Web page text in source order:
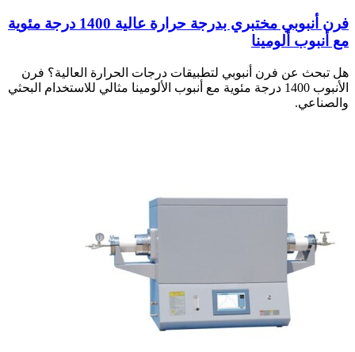
فرن أنبوبي مختبري بدرجة حرارة عالية 1400 درجة مئوية
مع أنبوب ألومينا
هل تبحث عن فرن أنبوبي لتطبيقات درجات الحرارة العالية؟ فرن
الأنبوب 1400 درجة مئوية مع أنبوب الألومينا مثالي للاستخدام البحثي
والصناعي.